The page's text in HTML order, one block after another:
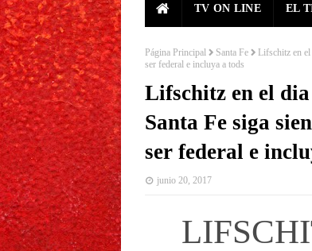
TV ON LINE EL
Página Principal Santa Fe
Lifschitz en
ser federal e incluya a tods
Lifschitz en el
Santa Fe siga
ser federal e
junio 20, 2017